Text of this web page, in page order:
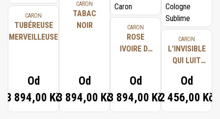
CARON
TUBÉREUSE
MERVEILLEUSE
Od
3 894,00 Kč
CARON
TABAC
NOIR
Od
3 894,00 Kč
CARON
ROSE
IVOIRE DE
Od
3 894,00 Kč
CARON
L'INVISIBLE
QUI LUIT
SUBLIME
Od
2 456,00 Kč